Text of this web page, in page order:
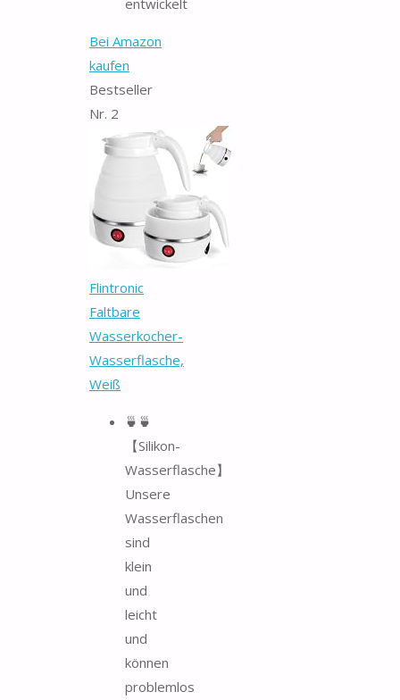
Bei Amazon
kaufen
Bestseller
Nr. 2
Flintronic
Faltbare
Wasserkocher-
Wasserflasche,
Weiß
🍵🍵
【Silikon-
Wasserflasche】
Unsere
Wasserflaschen
sind
klein
und
leicht
und
können
problemlos